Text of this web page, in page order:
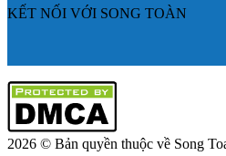
KẾT NỐI VỚI SONG TOÀN
2026 © Bản quyền thuộc về Song